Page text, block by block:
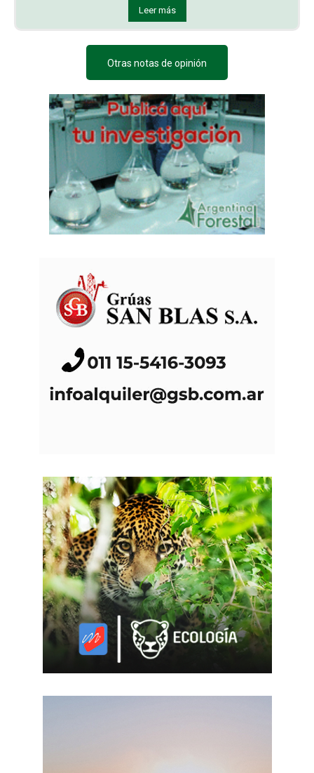
Leer más
Otras notas de opinión